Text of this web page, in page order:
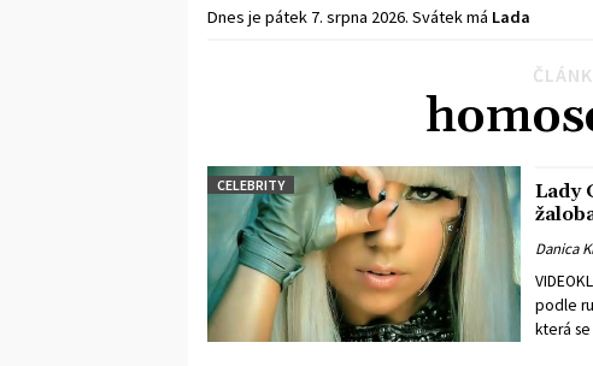
Dnes je pátek 7. srpna 2026. Svátek má Lada
CELEBRITY
Lady
Danica
podle
která